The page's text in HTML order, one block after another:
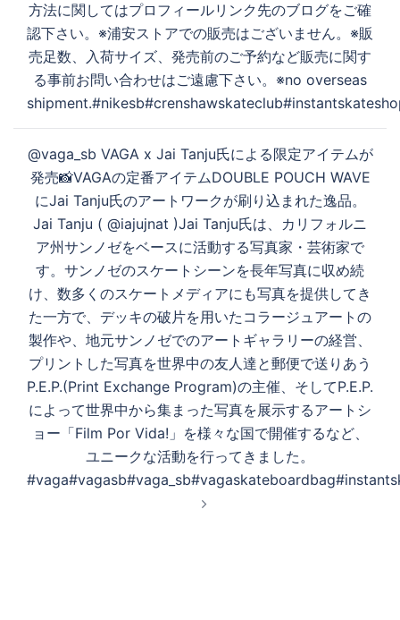
方法に関してはプロフィールリンク先のブログをご確
認下さい。※浦安ストアでの販売はございません。※販
売足数、入荷サイズ、発売前のご予約など販売に関す
る事前お問い合わせはご遠慮下さい。※no overseas
@vaga_sb VAGA x Jai Tanju氏による限定アイテムが
発売📸VAGAの定番アイテムDOUBLE POUCH WAVE
にJai Tanju氏のアートワークが刷り込まれた逸品。
Jai Tanju ( @iajujnat )Jai Tanju氏は、カリフォルニ
ア州サンノゼをベースに活動する写真家・芸術家で
す。サンノゼのスケートシーンを長年写真に収め続
け、数多くのスケートメディアにも写真を提供してき
た一方で、デッキの破片を用いたコラージュアートの
製作や、地元サンノゼでのアートギャラリーの経営、
プリントした写真を世界中の友人達と郵便で送りあう
P.E.P.(Print Exchange Program)の主催、そしてP.E.P.
によって世界中から集まった写真を展示するアートシ
ョー「Film Por Vida!」を様々な国で開催するなど、
ユニークな活動を行ってきました。